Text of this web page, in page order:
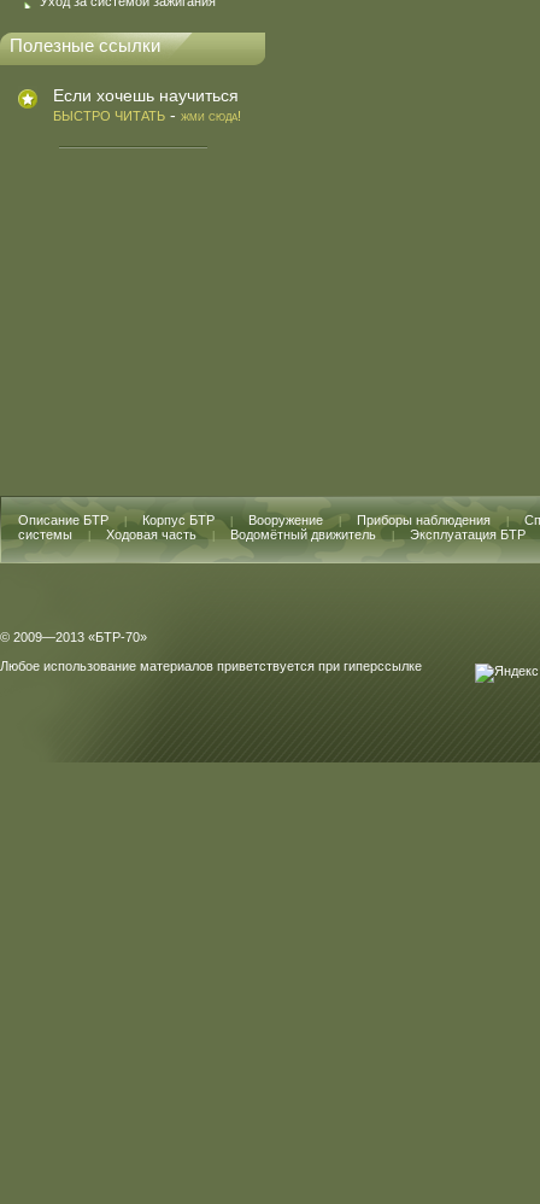
Полезные ссылки
Если хочешь научиться
БЫСТРО ЧИТАТЬ - жми сюда!
Описание БТР Корпус БТР Вооружение Приборы наблюдения
системы
Ходовая часть Водомётный движитель Эксплуатация БТР
© 2009—2013 «БТР-70»
Любое использование материалов приветствуется при гиперссылке